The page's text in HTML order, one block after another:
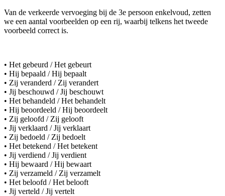
Van de verkeerde vervoeging bij de 3e persoon enkelvoud, zetten
we een aantal voorbeelden op een rij, waarbij telkens het tweede
voorbeeld correct is.
• Het gebeurd / Het gebeurt
• Hij bepaald / Hij bepaalt
• Zij veranderd / Zij verandert
• Jij beschouwd / Jij beschouwt
• Het behandeld / Het behandelt
• Hij beoordeeld / Hij beoordeelt
• Zij geloofd / Zij gelooft
• Jij verklaard / Jij verklaart
• Zij bedoeld / Zij bedoelt
• Het betekend / Het betekent
• Jij verdiend / Jij verdient
• Hij bewaard / Hij bewaart
• Zij verzameld / Zij verzamelt
• Het beloofd / Het belooft
• Jij verteld / Jij vertelt